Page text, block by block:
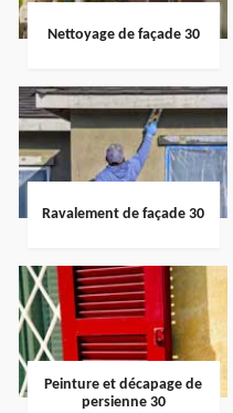
Nettoyage de façade 30
Ravalement de façade 30
Peinture et décapage de
persienne 30